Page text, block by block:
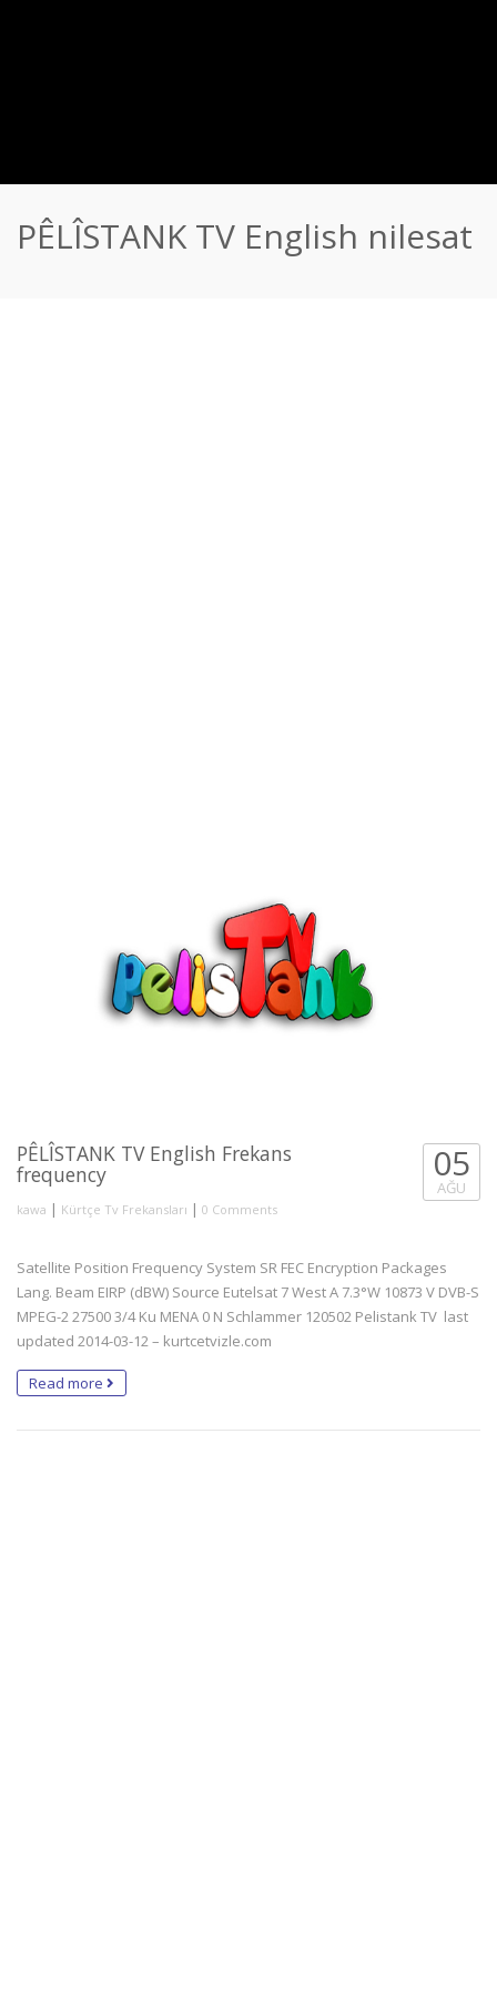
PÊLÎSTANK TV English nilesat
PÊLÎSTANK TV English Frekans
frequency
kawa | Kürtçe Tv Frekansları | 0 Comments
05
AĞU
Satellite Position Frequency System SR FEC Encryption Packages
Lang. Beam EIRP (dBW) Source Eutelsat 7 West A 7.3°W 10873 V DVB-S
MPEG-2 27500 3/4 Ku MENA 0 N Schlammer 120502 Pelistank TV last
updated 2014-03-12 – kurtcetvizle.com
Read more